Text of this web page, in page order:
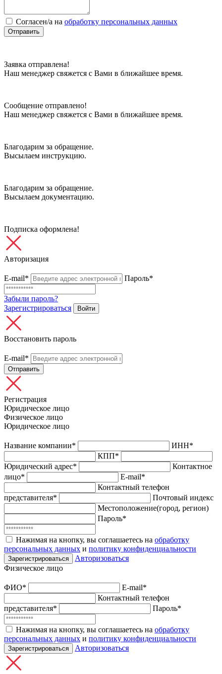
Cогласен/а на обработку персональных данных
Отправить
Заявка отправлена!
Наш менеджер свяжется с Вами в ближайшее время.
Сообщение отправлено!
Наш менеджер свяжется с Вами в ближайшее время.
Благодарим за обращение.
Высылаем инструкцию.
Благодарим за обращение.
Высылаем документацию.
Подписка оформлена!
Авторизация
E-mail* Пароль*
Забыли пароль?
Зарегистрироваться
Войти
Восстановить пароль
E-mail*
Отправить
Регистрация
Юридическое лицо
Физическое лицо
Юридическое лицо
Название компании*
ИНН*
КПП*
Юридический адрес*
Контактное
лицо*
E-mail*
Контактный телефон
представителя*
Почтовый индекс
Местоположение(город, регион)
Пароль*
Нажимая на кнопку, вы соглашаетесь на обработку
персональных данных и политику конфиденциальности
Зарегистрироваться
Авторизоваться
Физическое лицо
ФИО*
E-mail*
Контактный телефон
представителя*
Пароль*
Нажимая на кнопку, вы соглашаетесь на обработку
персональных данных и политику конфиденциальности
Зарегистрироваться Авторизоваться